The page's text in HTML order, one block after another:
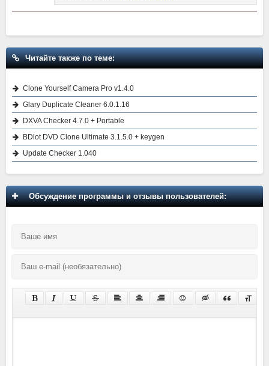
Читайте также по теме:
Clone Yourself Camera Pro v1.4.0
Glary Duplicate Cleaner 6.0.1.16
DXVA Checker 4.7.0 + Portable
BDlot DVD Clone Ultimate 3.1.5.0 + keygen
Update Checker 1.040
Обсуждение программы и отзывы пользователей: